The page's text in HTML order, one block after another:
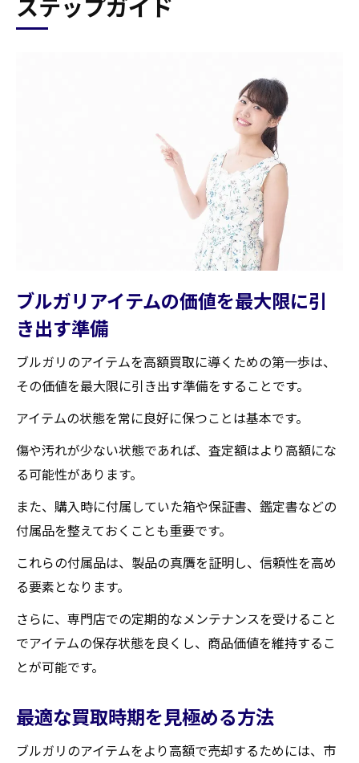
ブルガリアイテムの価値を最大限に引
き出す準備
ブルガリのアイテムを高額買取に導くための第一歩は、
その価値を最大限に引き出す準備をすることです。
アイテムの状態を常に良好に保つことは基本です。
傷や汚れが少ない状態であれば、査定額はより高額にな
る可能性があります。
また、購入時に付属していた箱や保証書、鑑定書などの
付属品を整えておくことも重要です。
これらの付属品は、製品の真贋を証明し、信頼性を高め
る要素となります。
さらに、専門店での定期的なメンテナンスを受けること
でアイテムの保存状態を良くし、商品価値を維持するこ
とが可能です。
最適な買取時期を見極める方法
ブルガリのアイテムをより高額で売却するためには、市